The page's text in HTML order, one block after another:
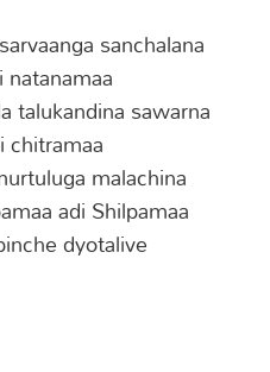
sanchalana
talukandina sawarna
chitramaa
malachina
adi Shilpamaa
dyotalive